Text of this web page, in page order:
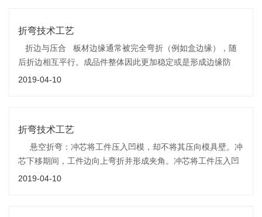
折弯技术工艺
折边与压合 板材边缘通常被完全弯折（例如盒边缘），随
后折边相互平行。成品件整体因此更加稳定或是形成边缘防
护。随后折边内通常需要挂入其他零件。折边与压合
2019-04-10
折弯技术工艺
悬空折弯：冲芯将工件压入凹模，却不将其压向模具壁。冲
芯下移期间，工件边向上弯折并形成夹角。冲芯将工件压入凹
模的深度越大，角度就越小。此时，冲芯和凹模之间留有空隙
2019-04-10